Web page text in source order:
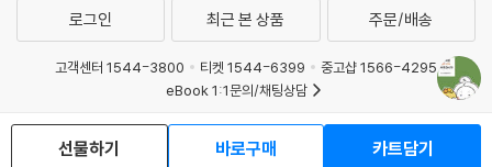
선물하기 바로구매 카트담기
로그인 최근 본 상품 주문/배송
고객센터 1544-3800 티켓 1544-6399
중고샵 1566-4295
eBook 1:1문의/채팅상담
예스이십사(주) 사업자 정보
이용약관
개인정보처리방침 청소년보호정책